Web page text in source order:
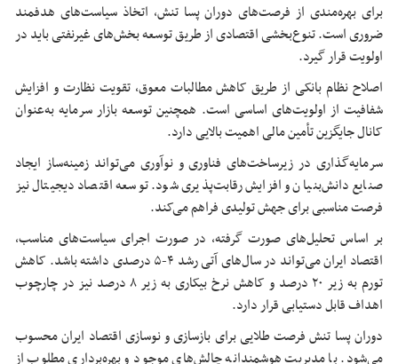
برای بهره‌مندی از فرصت‌های دوران پسا تنش، اتخاذ سیاست‌های هدفمند
ضروری است. تنوع‌بخشی اقتصادی از طریق توسعه بخش‌های غیرنفتی باید در
اولویت قرار گیرد.
اصلاح نظام بانکی از طریق کاهش مطالبات معوق، تقویت نظارت و افزایش
شفافیت از اولویت‌های اساسی است. همچنین توسعه بازار سرمایه به‌عنوان
کانال جایگزین تأمین مالی اهمیت بالایی دارد.
سرمایه‌گذاری در زیرساخت‌های فناوری و نوآوری می‌تواند زمینه‌ساز ایجاد
صنایع دانش‌بنیان و افزایش رقابت‌پذیری شود. توسعه اقتصاد دیجیتال نیز
فرصت مناسبی برای جهش تولیدی فراهم می‌کند.
بر اساس تحلیل‌های صورت گرفته، در صورت اجرای سیاست‌های مناسب،
اقتصاد ایران می‌تواند در سال‌های آتی رشد ۴-۵ درصدی داشته باشد. کاهش
تورم به زیر ۲۰ درصد و کاهش نرخ بیکاری به زیر ۸ درصد نیز در چارچوب
اهداف قابل دستیابی قرار دارد.
دوران پسا تنش فرصت طلایی برای بازسازی و نوسازی اقتصاد ایران محسوب
می‌شود. با مدیریت هوشمندانه چالش‌های موجود و بهره‌برداری مطلوب از